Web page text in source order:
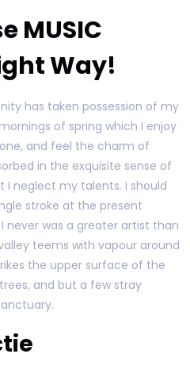
MUSIC
Way!
has taken possession of my
of spring which I enjoy
and feel the charm of
in the exquisite sense of
neglect my talents. I should
stroke at the present
was a greater artist than
teems with vapour around
the upper surface of the
and but a few stray